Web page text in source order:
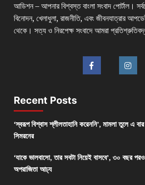
আডিশন – আপনার বিশ্বস্ত বাংলা সংবাদ পোর্টাল।
বিনোদন, খেলাধুলা, রাজনীতি, এবং জীবনযাত্রার
থেকে। সত্য ও নিরপেক্ষ সংবাদে আমরা
Recent Posts
‘স্বরূপ বিশ্বাস শ্লীলতাহানি করেননি’, মামলা তুলে এ বার
সিমরনের
‘যাকে ভালবাসো, তার সবটা নিয়েই বাসবে’, ৩০ বছর
অপরাজিতা আঢ্য